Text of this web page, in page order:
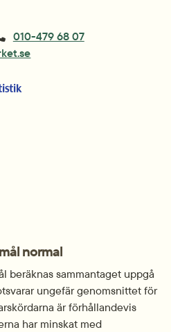
010-479 68 07
normal
beräknas sammantaget uppgå
ungefär genomsnittet för
är förhållandevis
har minskat med